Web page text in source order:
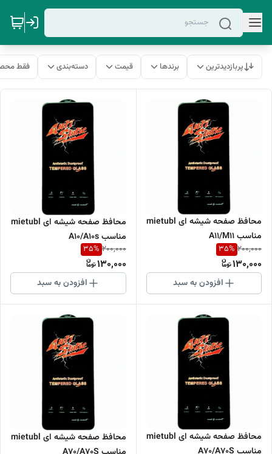
پربازدیدترین برندها قیمت دسته‌بندی فقط
محافظ صفحه شیشه ای mietubl
مناسب A11/M11
200,000
35%
130,000
افزودن به سبد
محافظ صفحه شیشه ای mietubl
مناسب A10/A10s
200,000
35%
130,000
افزودن به سبد
محافظ صفحه شیشه ای mietubl
محافظ صفحه شیشه ای mietubl